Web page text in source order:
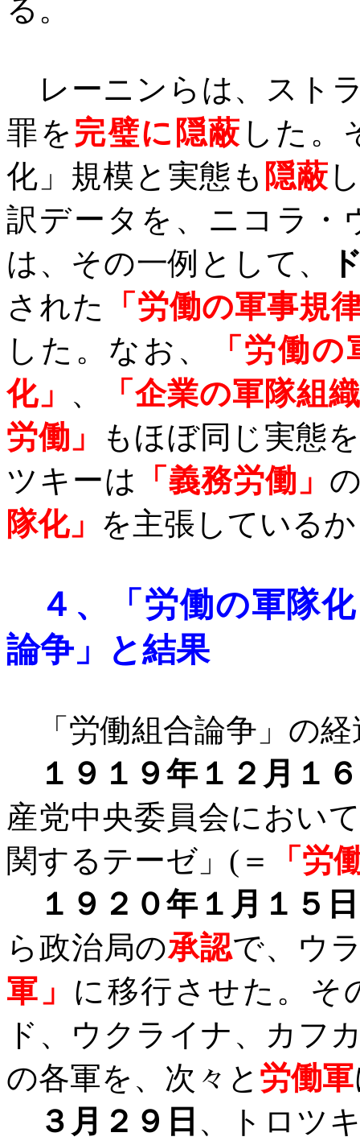
る。
レーニンらは、スト
罪を 完璧に隠蔽 した。
化」規模と実態も 隠蔽
訳データを、ニコラ・
は、その一例として、
された
「労働の軍事規
した。 なお、
「労働
化」 、
「企業の軍隊組
労働」
もほぼ同じ実態
ツキーは
「義務労働」
隊化」 を主張している
４、
「労働の軍隊
論争」
と結果
「労働組合論争」の
１９１９年１２月１
産党中央委員会におい
関するテーゼ」 ( ＝
「労
１９２０年１月１５日
ら政治局の承認で、ウ
軍」 に移行させた。そ
ド、ウクライナ、カフ
の各軍を、 次々と 労働軍
３月２９日 、トロツ